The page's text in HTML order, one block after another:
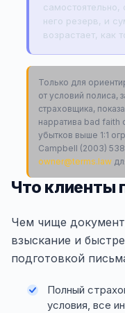
него резерв, и
возрастает, как
Только для
от условий полиса,
страховщика,
нарратива bad
убытков выше 1:1
Campbell (2003)
owner@terms.law
Что клиенты
Чем чище
взыскание и
подготовкой
Полный
условия, все